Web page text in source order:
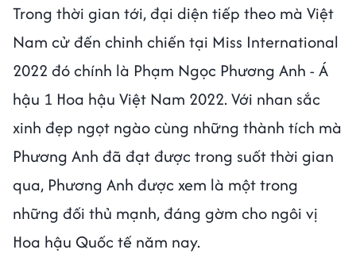
Trong thời gian tới, đại diện tiếp theo mà Việt
Nam cử đến chinh chiến tại Miss International
2022 đó chính là Phạm Ngọc Phương Anh - Á
hậu 1 Hoa hậu Việt Nam 2022. Với nhan sắc
xinh đẹp ngọt ngào cùng những thành tích mà
Phương Anh đã đạt được trong suốt thời gian
qua, Phương Anh được xem là một trong
những đối thủ mạnh, đáng gờm cho ngôi vị
Hoa hậu Quốc tế năm nay.